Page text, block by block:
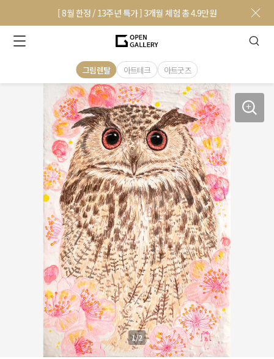
[ 8월 한정 / 13주년 특가 ] 3개월 체험 총 4.9만원
그림렌탈 아트테크 아트굿즈
1/2